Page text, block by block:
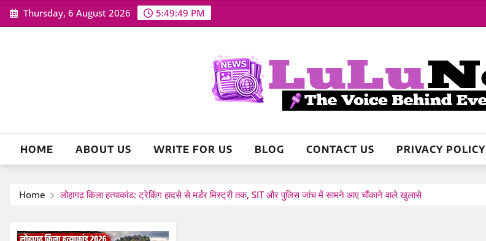
Skip
to
Thursday, 6 August 2026 5:49:50 PM
HOME ABOUT US WRITE FOR US BLOG CONTACT US PRIVACY POLICY
Home लोहागढ़ किला हत्याकांड: ट्रेकिंग हादसे से मर्डर मिस्ट्री तक, SIT और पुलिस जांच में सामने आए चौंकाने वाले खुलासे